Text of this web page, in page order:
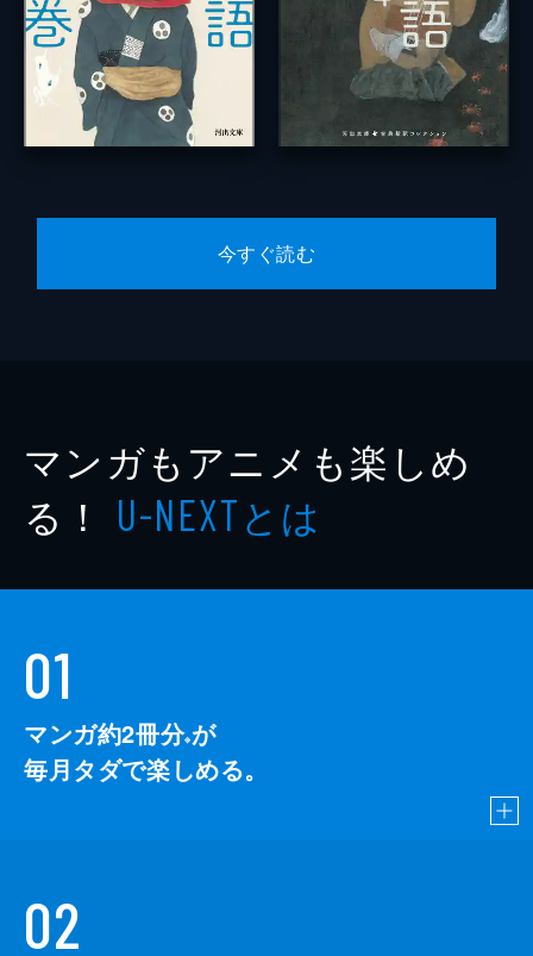
今すぐ読む
マンガもアニメも楽しめ
る！ U-NEXTとは
01
マンガ約2冊分※が
毎月タダで楽しめる。
02